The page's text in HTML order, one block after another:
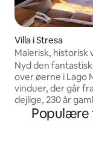
Villa i Stresa
Malerisk, historisk
øen
Nyd den
over øerne i Lago
vinduer, der går
dejlige, 230 år
stenbygning.
den historiske
ligger på 3
Populære